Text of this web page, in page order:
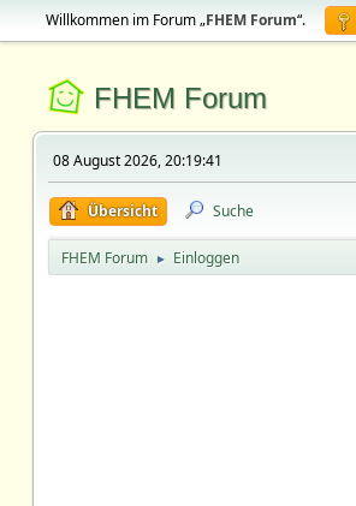
Willkommen im Forum „FHEM Forum“.
FHEM Forum
08 August 2026, 20:19:41
Übersicht Suche
FHEM Forum ► Einloggen